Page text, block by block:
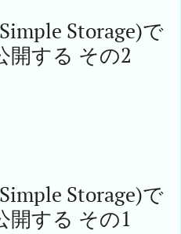
Storage)で
開する その2
Storage)で
開する その1